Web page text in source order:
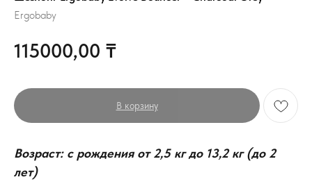
Ergobaby
115000,00 ₸
В корзину
Возраст: с рождения от 2,5 кг до 13,2 кг (до 2
лет)